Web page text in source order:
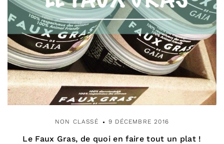
NON CLASSÉ 9 DÉCEMBRE 2016
Le Faux Gras, de quoi en faire tout un plat !